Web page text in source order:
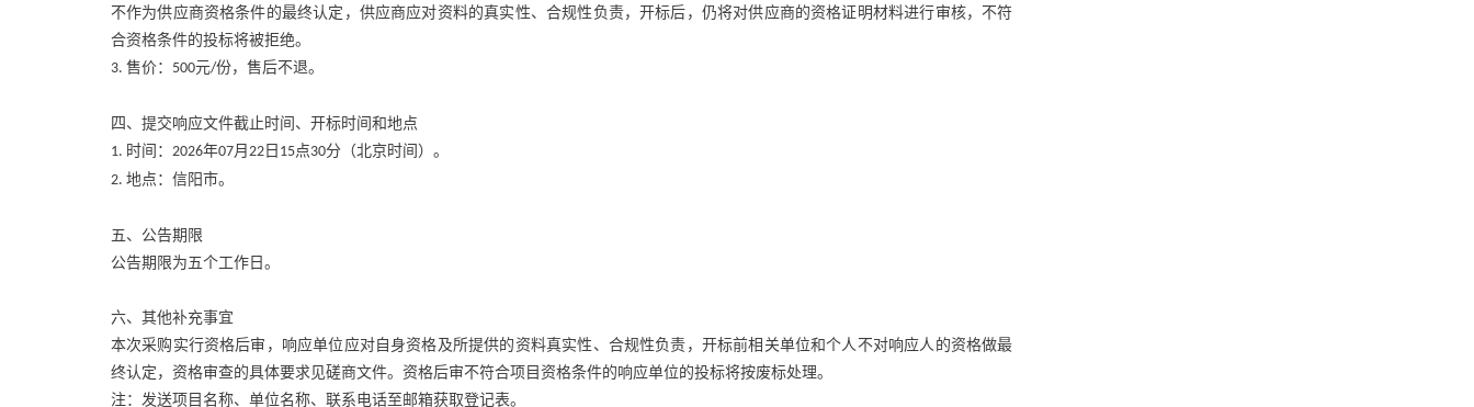
不作为供应商资格条件的最终认定，供应商应对资料的真实性、合规性负责，开标后，仍将对供应商的资格证明材料进行审核，不符
合资格条件的投标将被拒绝。
3. 售价： 500元/份，售后不退。
四、提交响应文件截止时间、开标时间和地点
1. 时间： 2026年07月 22日 15点30分（北京时间）。
2. 地点：信阳市。
五、公告期限
公告期限为五个工作日。
六、其他补充事宜
本次采购实行资格后审，响应单位应对自身资格及所提供的资料真实性、合规性负责，开标前相关单位和个人不对响应人的资格做最
终认定，资格审查的具体要求见磋商文件。资格后审不符合项目资格条件的响应单位的投标将按废标处理。
注：发送项目名称、单位名称、联系电话至邮箱获取登记表。